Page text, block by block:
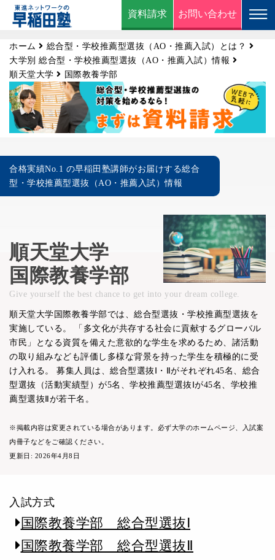
資料請求 お問い合わせ
ホーム
総合型・学校推薦型選抜（AO・推薦入試）とは？
大学別 総合型・学校推薦型選抜（AO・推薦入試）情報
順天堂大学
国際教養学部
合格実績No.1 の早稲田塾講師がお届けする総合
型・学校推薦型選抜（AO・推薦入試）情報
順天堂大学
国際教養学部
Give yourself the best chance to get into your dream college.
順天堂大学国際教養学部では、総合型選抜・学校推薦型選抜を
実施している。 「多文化が共存する社会に貢献するグローバル
市民」となる資質を備えた意欲的な学生を求めるため、諸活動
の取り組みなども評価し多様な背景を持った学生を積極的に受
け入れる。 募集人員は、総合型選抜Ⅰ・Ⅱがそれぞれ45名、総合
型選抜（活動実績型）が5名、学校推薦型選抜Ⅰが45名、学校推
薦型選抜Ⅱが若干名。
※掲載内容は変更されている場合があります。必ず大学のホームページ、入試案
内冊子などをご確認ください。
更新日: 2026年4月8日
入試方式
国際教養学部 総合型選抜Ⅰ
国際教養学部 総合型選抜Ⅱ